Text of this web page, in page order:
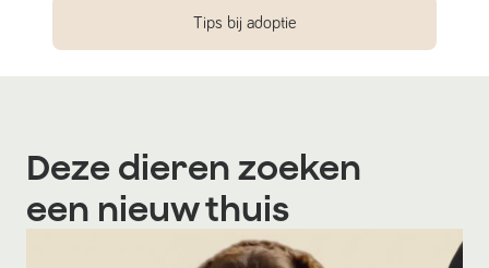
Tips bij adoptie
Deze dieren zoeken
een nieuw thuis